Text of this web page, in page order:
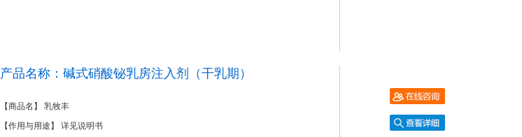
产品名称：碱式硝酸铋乳房注入剂（干乳期）
【商品名】 乳牧丰
【作用与用途】 详见说明书